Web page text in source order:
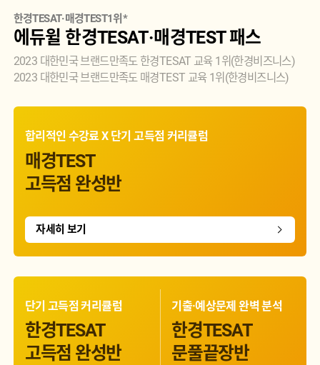
한경TESAT·매경TEST1위*
에듀윌 한경TESAT·매경TEST 패스
2023 대한민국 브랜드만족도 한경TESAT 교육 1위(한경비즈니스)
2023 대한민국 브랜드만족도 매경TEST 교육 1위(한경비즈니스)
합리적인 수강료 X 단기 고득점 커리큘럼
매경TEST
고득점 완성반
자세히 보기
단기 고득점 커리큘럼
한경TESAT
고득점 완성반
기출·예상문제 완벽 분석
한경TESAT
문풀끝장반